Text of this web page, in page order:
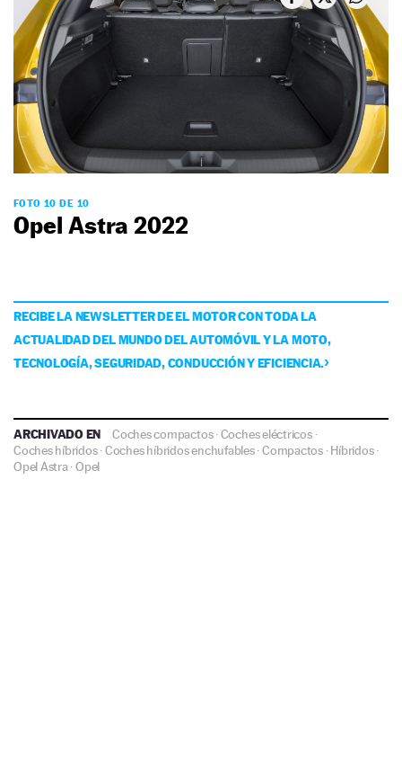
FOTO 10 DE 10
Opel Astra 2022
RECIBE LA NEWSLETTER DE EL MOTOR CON TODA LA
ACTUALIDAD DEL MUNDO DEL AUTOMÓVIL Y LA MOTO,
TECNOLOGÍA, SEGURIDAD, CONDUCCIÓN Y EFICIENCIA.
ARCHIVADO EN Coches compactos·Coches eléctricos·
Coches híbridos·Coches híbridos enchufables·Compactos·Híbridos·
Opel Astra·Opel